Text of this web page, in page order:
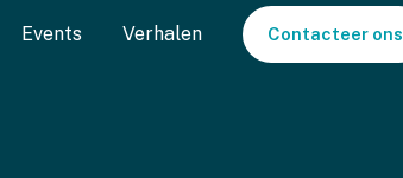
Events Verhalen Contacteer ons